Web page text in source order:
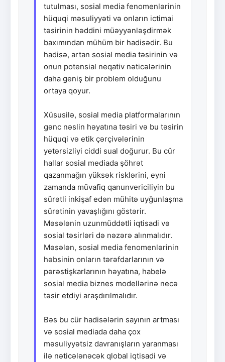
tutulması, sosial media fenomenlərinin
hüquqi məsuliyyəti və onların ictimai
təsirinin həddini müəyyənləşdirmək
baxımından mühüm bir hadisədir. Bu
hadisə, artan sosial media təsirinin və
onun potensial neqativ nəticələrinin
daha geniş bir problem olduğunu
ortaya qoyur.
Xüsusilə, sosial media platformalarının
gənc nəslin həyatına təsiri və bu təsirin
hüquqi və etik çərçivələrinin
yetərsizliyi ciddi sual doğurur. Bu cür
hallar sosial mediada şöhrət
qazanmağın yüksək risklərini, eyni
zamanda müvafiq qanunvericiliyin bu
sürətli inkişaf edən mühitə uyğunlaşma
sürətinin yavaşlığını göstərir.
Məsələnin uzunmüddətli iqtisadi və
sosial təsirləri də nəzərə alınmalıdır.
Məsələn, sosial media fenomenlərinin
həbsinin onların tərəfdarlarının və
pərəstişkarlarının həyatına, habelə
sosial media biznes modellərinə necə
təsir etdiyi araşdırılmalıdır.
Bəs bu cür hadisələrin sayının artması
və sosial mediada daha çox
məsuliyyətsiz davranışların yaranması
ilə nəticələnəcək qlobal iqtisadi və